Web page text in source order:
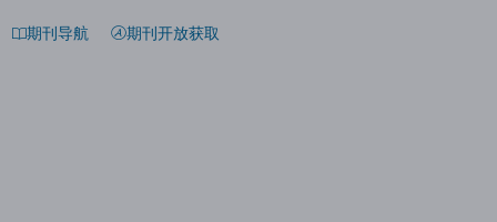
期刊导航 期刊开放获取